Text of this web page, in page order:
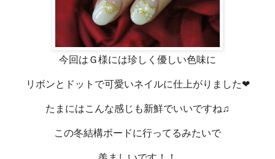
今回はＧ様には珍しく優しい色味に
リボンとドットで可愛いネイルに仕上がりました❤
たまにはこんな感じも新鮮でいいですね♫
この冬結構ボードに行ってるみたいで